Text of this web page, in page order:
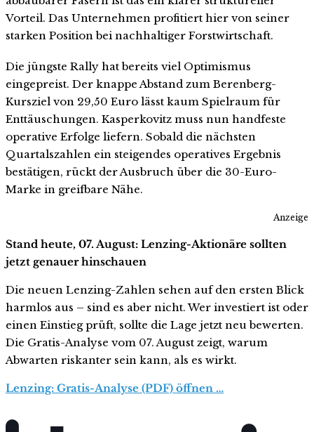
Vorteil. Das Unternehmen profitiert hier von seiner
starken Position bei nachhaltiger Forstwirtschaft.
Die jüngste Rally hat bereits viel Optimismus
eingepreist. Der knappe Abstand zum Berenberg-
Kursziel von 29,50 Euro lässt kaum Spielraum für
Enttäuschungen. Kasperkovitz muss nun handfeste
operative Erfolge liefern. Sobald die nächsten
Quartalszahlen ein steigendes operatives Ergebnis
bestätigen, rückt der Ausbruch über die 30-Euro-
Marke in greifbare Nähe.
Anzeige
Stand heute, 07. August: Lenzing-Aktionäre sollten
jetzt genauer hinschauen
Die neuen Lenzing-Zahlen sehen auf den ersten Blick
harmlos aus – sind es aber nicht. Wer investiert ist oder
einen Einstieg prüft, sollte die Lage jetzt neu bewerten.
Die Gratis-Analyse vom 07. August zeigt, warum
Abwarten riskanter sein kann, als es wirkt.
Lenzing: Gratis-Analyse (PDF) öffnen …